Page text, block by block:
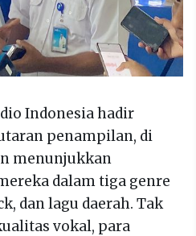
Indonesia hadir
penampilan, di
menunjukkan
dalam tiga genre
dan lagu daerah. Tak
vokal, para